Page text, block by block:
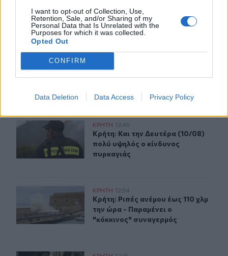
I want to opt-out of Collection, Use,
Retention, Sale, and/or Sharing of my
Personal Data that Is Unrelated with the
Purposes for which it was collected.
Opted Out
CONFIRM
Data Deletion Data Access Privacy Policy
ΣΧΕΤΙΚA AΡΘΡΑ
Η «Αντιγόνη» του Σοφοκλή μέσα από τα μάτια της
Η «Αντιγόνη» του Σοφοκλή μέσα
Η «Αντιγόνη» του Σοφοκλή μέσα
από τα μάτια της Τεχνητής
Κρήτη: Και την Δευτέρα (10/08) πολύ υψηλός ο
ΚΡΗΤΗ 13:45
Κρήτη: Και την Δευτέρα (10/08)
Κρήτη: Και την Δευτέρα (10/08)
πολύ υψηλός ο κίνδυνος
πυρκαγιάς
Κρήτη: Ριπές ανέμου έως 110 χλμ την ώρα - Παραμένει
ΚΡΗΤΗ 12:54
Κρήτη: Ριπές ανέμου έως 110 χλμ
Κρήτη: Ριπές ανέμου έως 110 χλμ
την ώρα - Παραμένει ο
"κόκκινος" συναγερμός